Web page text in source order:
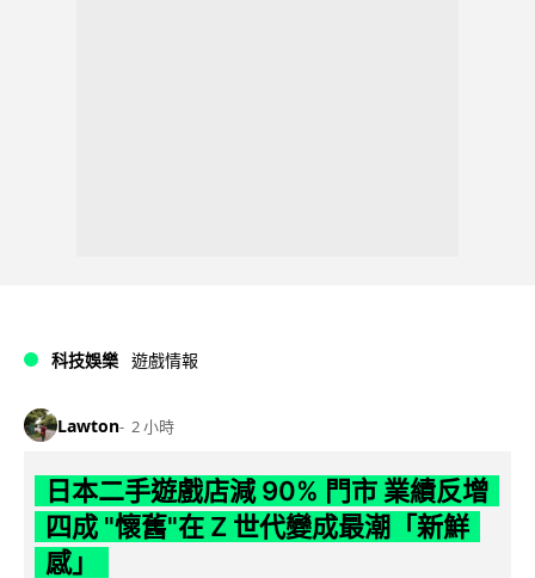
科技娛樂 遊戲情報
Lawton 2 小時
日本二手遊戲店減 90% 門市 業績反增
四成 "懷舊"在 Z 世代變成最潮「新鮮
感」